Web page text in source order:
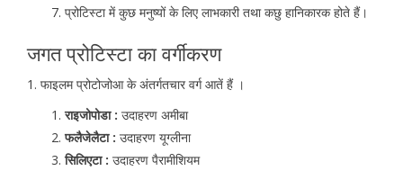
प्रोटिस्टा में कुछ मनुष्यों के लिए लाभकारी तथा कछु हानिकारक होते हैं।
जगत प्रोटिस्टा का वर्गीकरण
1. फाइलम प्रोटोजोआ के अंतर्गतचार वर्ग आतें हैं ।
राइजोपोडा : उदाहरण अमीबा
फलैजेलैटा : उदाहरण यूग्लीना
सिलिएटा : उदाहरण पैरामीशियम